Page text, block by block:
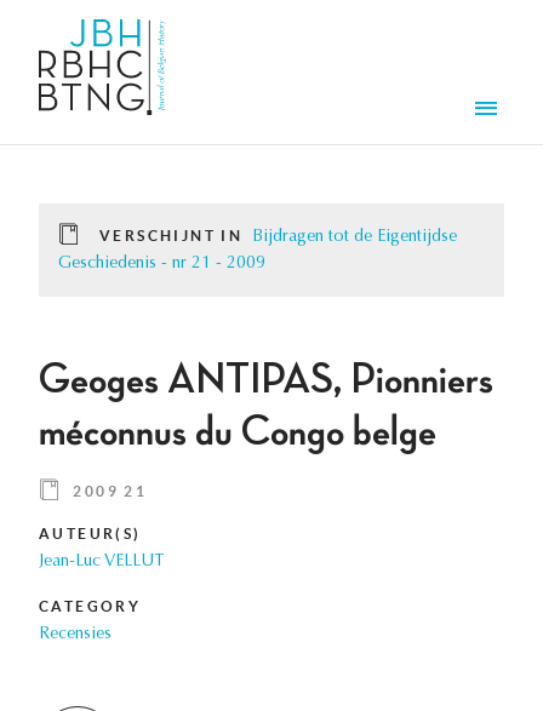
VERSCHIJNT IN
Bijdragen tot de Eigentijdse
Geschiedenis - nr 21 - 2009
Geoges ANTIPAS, Pionniers
méconnus du Congo belge
2009 21
AUTEUR(S)
Jean-Luc VELLUT
CATEGORY
Recensies